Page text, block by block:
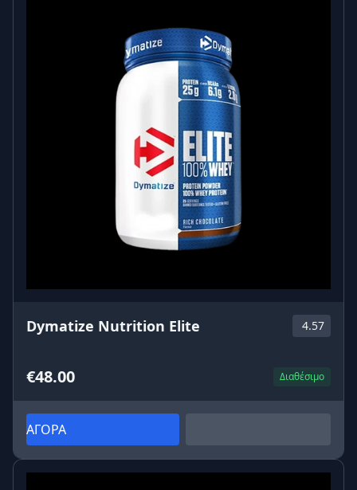
Dymatize Nutrition Elite 4.57
€48.00 Διαθέσιμο
ΑΓΟΡΑ